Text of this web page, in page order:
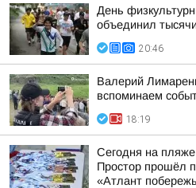
День
объединил
20:46
Валерий
вспоминаем
18:19
Сегодня на
Простор прошёл
«Атлант